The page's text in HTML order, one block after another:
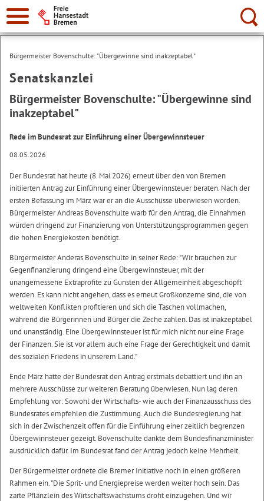
Suche:
Bürgermeister Bovenschulte: "Übergewinne sind inakzeptabel"
Senatskanzlei
Bürgermeister Bovenschulte: "Übergewinne sind
inakzeptabel"
Rede im Bundesrat zur Einführung einer Übergewinnsteuer
08.05.2026
Der Bundesrat hat heute (8. Mai 2026) erneut über den von Bremen
initiierten Antrag zur Einführung einer Übergewinnsteuer beraten. Nach der
ersten Befassung im März war er an die Ausschüsse überwiesen worden.
Bürgermeister Andreas Bovenschulte warb für den Antrag, die Einnahmen
würden dringend zur Finanzierung von Unterstützungsprogrammen gegen
die hohen Energiekosten benötigt.
Bürgermeister Anderas Bovenschulte in seiner Rede: "Wir brauchen zur
Gegenfinanzierung dringend eine Übergewinnsteuer, mit der
unangemessene Extraprofite zu Gunsten der Allgemeinheit abgeschöpft
werden. Es kann nicht angehen, dass es erneut Großkonzerne sind, die von
weltweiten Konflikten profitieren und sich die Taschen vollmachen,
während die Bürgerinnen und Bürger die Zeche zahlen. Das ist inakzeptabel
und unanständig. Eine Übergewinnsteuer ist für mich nicht nur eine Frage
der Finanzen. Sie ist vor allem auch eine Frage der Gerechtigkeit und damit
des sozialen Friedens in unserem Land."
Ende März hatte der Bundesrat den Antrag erstmals debattiert und ihn an
mehrere Ausschüsse zur weiteren Beratung überwiesen. Nun lag deren
Empfehlung vor: Sowohl der Wirtschafts- wie auch der Finanzausschuss des
Bundesrates empfehlen die Zustimmung. Auch die Bundesregierung hat
sich in der Zwischenzeit offen für die Einführung einer zeitlich begrenzen
Übergewinnsteuer gezeigt. Bovenschulte dankte dem Bundesfinanzminister
ausdrücklich dafür. Im Bundesrat fand der Antrag jedoch keine Mehrheit.
Der Bürgermeister ordnete die Bremer Initiative noch in einen größeren
Rahmen ein. "Die Sprit- und Energiepreise werden weiter hoch sein. Das
zarte Pflänzlein des Wirtschaftswachstums droht einzugehen. Und wir